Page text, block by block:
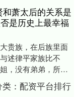
萧太后的关系是
是历史上最幸福
贵族，在后族里面
述律平家族比不
，没有弟弟，所谓
。萧隗因应该不是
类：配资平台排行